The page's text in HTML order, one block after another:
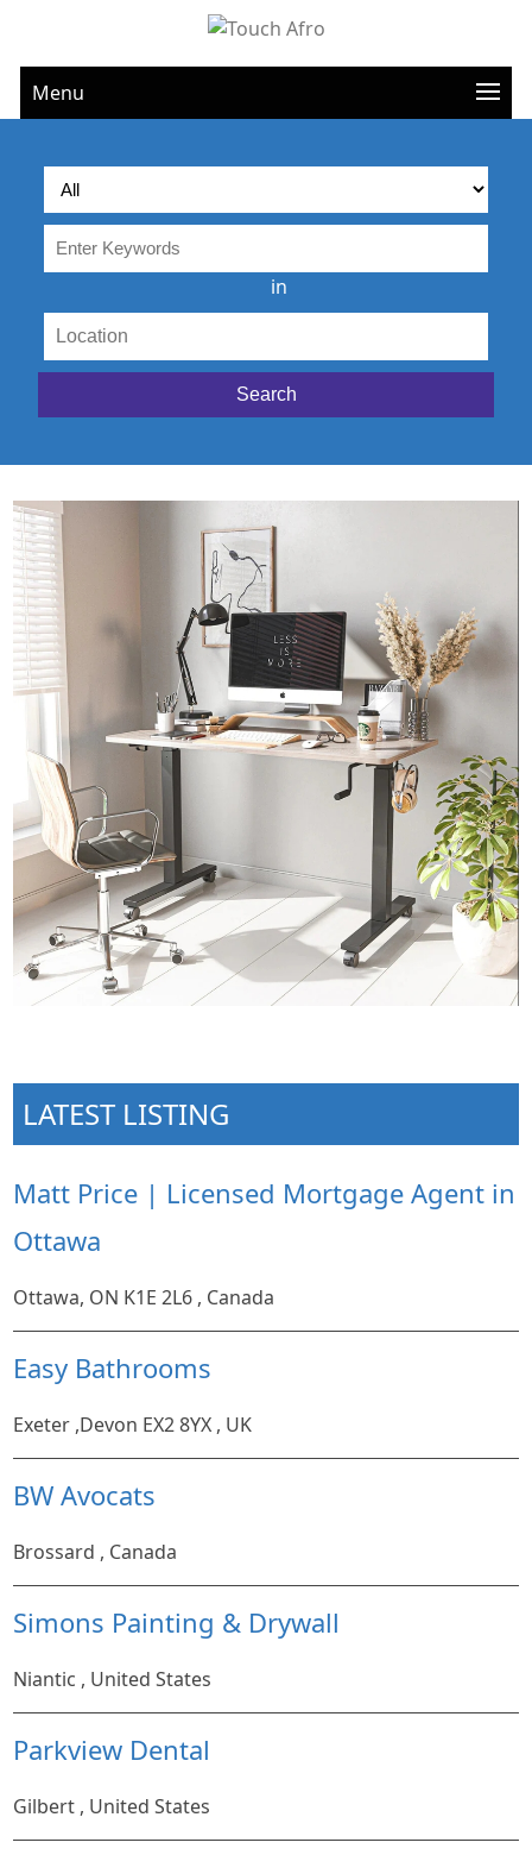
Menu
in
LATEST LISTING
Matt Price | Licensed Mortgage Agent in
Ottawa
Ottawa, ON K1E 2L6 , Canada
Easy Bathrooms
Exeter ,Devon EX2 8YX , UK
BW Avocats
Brossard , Canada
Simons Painting & Drywall
Niantic , United States
Parkview Dental
Gilbert , United States